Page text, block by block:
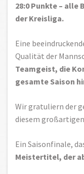
28:0 Punkte – alle
der Kreisliga.
Eine
Qualität der
Teamgeist, die
gesamte Saison
Wir gratuliern der
diesem
Ein Saisonfinale,
Meistertitel, der